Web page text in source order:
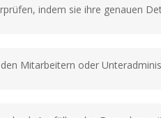
indem sie ihre genauen
Mitarbeitern oder